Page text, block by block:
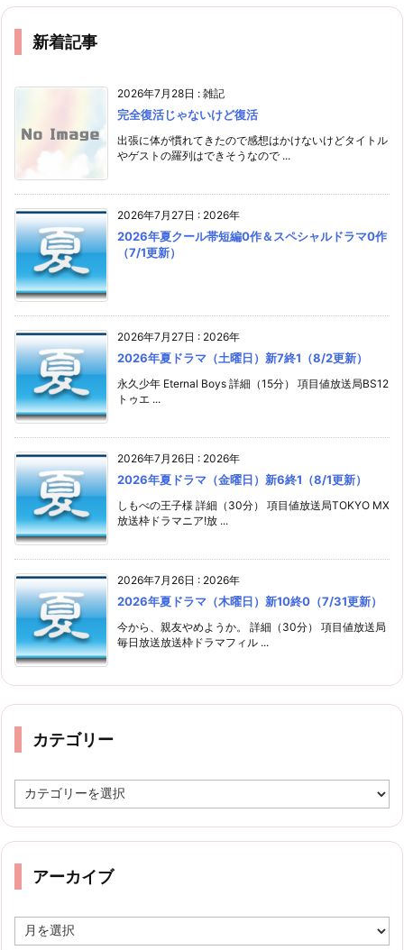
新着記事
2026年7月28日 : 雑記
完全復活じゃないけど復活
出張に体が慣れてきたので感想はかけないけどタイトル
やゲストの羅列はできそうなので ...
2026年7月27日 : 2026年
2026年夏クール帯短編0作＆スペシャルドラマ0作
（7/1更新）
2026年7月27日 : 2026年
2026年夏ドラマ（土曜日）新7終1（8/2更新）
永久少年 Eternal Boys 詳細（15分） 項目値放送局BS12
トゥエ ...
2026年7月26日 : 2026年
2026年夏ドラマ（金曜日）新6終1（8/1更新）
しもべの王子様 詳細（30分） 項目値放送局TOKYO MX
放送枠ドラマニア!放 ...
2026年7月26日 : 2026年
2026年夏ドラマ（木曜日）新10終0（7/31更新）
今から、親友やめようか。 詳細（30分） 項目値放送局
毎日放送放送枠ドラマフィル ...
カテゴリー
テ
リ
アーカイブ
ー